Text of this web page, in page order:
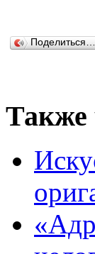
Поделиться…
Также